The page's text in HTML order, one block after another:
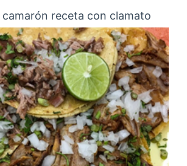
receta con clamato